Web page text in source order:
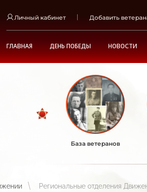
Личный кабинет Добавить
ГЛАВНАЯ ДЕНЬ ПОБЕДЫ НОВОСТИ
База ветеранов
Региональные отделения